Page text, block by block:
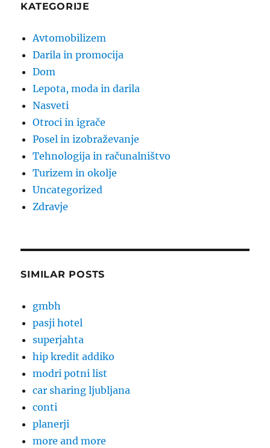
KATEGORIJE
Avtomobilizem
Darila in promocija
Dom
Lepota, moda in darila
Nasveti
Otroci in igrače
Posel in izobraževanje
Tehnologija in računalništvo
Turizem in okolje
Uncategorized
Zdravje
SIMILAR POSTS
gmbh
pasji hotel
superjahta
hip kredit addiko
modri potni list
car sharing ljubljana
conti
planerji
more and more